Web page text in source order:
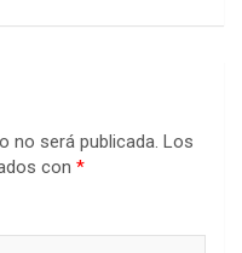
no será publicada. Los
con *